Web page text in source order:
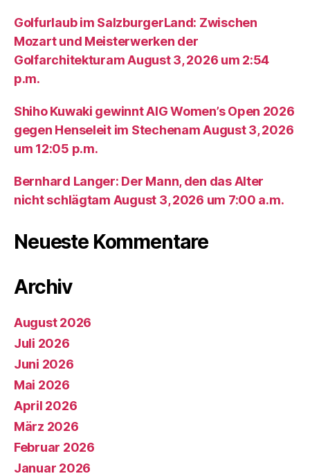
Golfurlaub im SalzburgerLand: Zwischen
Mozart und Meisterwerken der
Golfarchitekturam August 3, 2026 um 2:54
p.m.
Shiho Kuwaki gewinnt AIG Women’s Open 2026
gegen Henseleit im Stechenam August 3, 2026
um 12:05 p.m.
Bernhard Langer: Der Mann, den das Alter
nicht schlägtam August 3, 2026 um 7:00 a.m.
Neueste Kommentare
Archiv
August 2026
Juli 2026
Juni 2026
Mai 2026
April 2026
März 2026
Februar 2026
Januar 2026